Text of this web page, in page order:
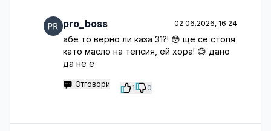
pro_boss 02.06.2026, 16:24
абе то верно ли каза 31?! 😳 ще се стопя
като масло на тепсия, ей хора! 😅 дано
да не е
Отговори 1 0